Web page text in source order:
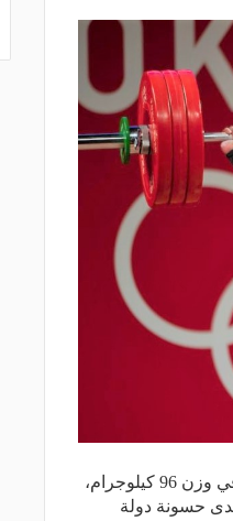
توج الرباع القطري و"المصري الأصل" فارس إبراهيم بالميدالية الذهبية في وزن 96 كيلوجرام،
دورة الألعاب الأولمبية "طوكيو 2020". وأهدى حسونة دولة